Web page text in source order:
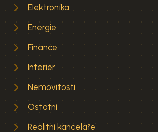
Elektronika
Energie
Finance
Interiér
Nemovitosti
Ostatní
Realitní kanceláře